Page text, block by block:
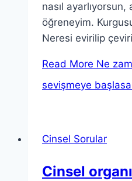
nasıl
öğreneyim.
Neresi evirilip
Read More Ne
sevişmeye
Cinsel Sorular
Cinsel